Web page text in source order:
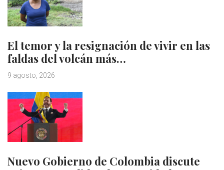
El temor y la resignación de vivir en las
faldas del volcán más…
9 agosto, 2026
Nuevo Gobierno de Colombia discute